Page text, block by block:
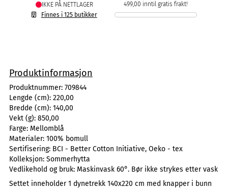
IKKE PÅ NETTLAGER
Finnes i 125 butikker
499,00 inntil gratis frakt!
Produktinformasjon
Produktnummer: 709844
Lengde (cm): 220,00
Bredde (cm): 140,00
Vekt (g): 850,00
Farge: Mellomblå
Materialer: 100% bomull
Sertifisering: BCI - Better Cotton Initiative, Oeko - tex
Kolleksjon: Sommerhytta
Vedlikehold og bruk: Maskinvask 60°. Bør ikke strykes etter vask
Settet inneholder 1 dynetrekk 140x220 cm med knapper i bunn